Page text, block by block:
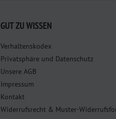
GUT ZU WISSEN
Verhaltenskodex
Privatsphäre und Datenschutz
Unsere AGB
Impressum
Kontakt
Widerrufsrecht & Muster-